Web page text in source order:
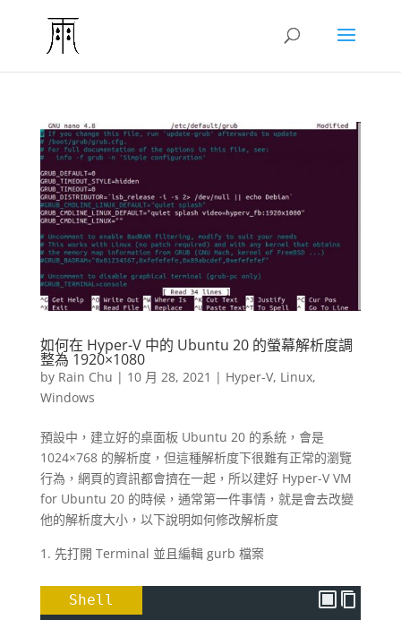
如何在 Hyper-V 中的 Ubuntu 20 的螢幕解析度調
整為 1920×1080
by Rain Chu | 10 月 28, 2021 | Hyper-V, Linux,
Windows
預設中，建立好的桌面板 Ubuntu 20 的系統，會是
1024×768 的解析度，但這種解析度下很難有正常的瀏覽
行為，網頁的資訊都會擠在一起，所以建好 Hyper-V VM
for Ubuntu 20 的時候，通常第一件事情，就是會去改變
他的解析度大小，以下說明如何修改解析度
先打開 Terminal 並且編輯 gurb 檔案
Shell